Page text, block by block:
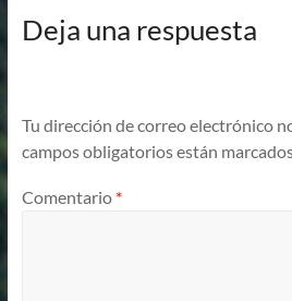
Deja una respuesta
Tu dirección de correo electrónico
campos obligatorios están
Comentario *